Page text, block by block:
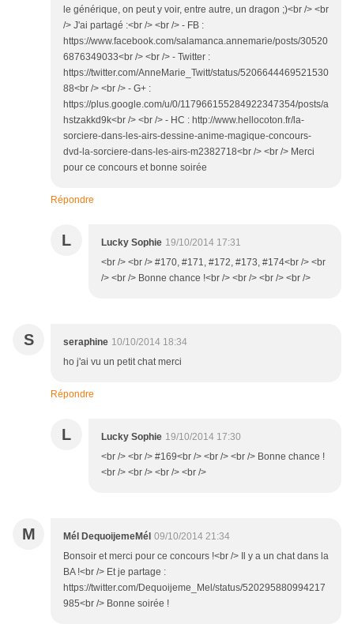
le générique, on peut y voir, entre autre, un dragon ;)<br /> <br
/> J'ai partagé :<br /> <br /> - FB :
https://www.facebook.com/salamanca.annemarie/posts/30520
6876349033<br /> <br /> - Twitter :
https://twitter.com/AnneMarie_Twitt/status/5206644469521530
88<br /> <br /> - G+ :
https://plus.google.com/u/0/117966155284922347354/posts/a
hstzakkd9k<br /> <br /> - HC : http://www.hellocoton.fr/la-
sorciere-dans-les-airs-dessine-anime-magique-concours-
dvd-la-sorciere-dans-les-airs-m2382718<br /> <br /> Merci
pour ce concours et bonne soirée
Répondre
L Lucky Sophie 19/10/2014 17:31
<br /> <br /> #170, #171, #172, #173, #174<br /> <br
/> <br /> Bonne chance !<br /> <br /> <br /> <br />
S seraphine 10/10/2014 18:34
ho j'ai vu un petit chat merci
Répondre
L Lucky Sophie 19/10/2014 17:30
<br /> <br /> #169<br /> <br /> <br /> Bonne chance !
<br /> <br /> <br /> <br />
M Mél DequoijemeMél 09/10/2014 21:34
Bonsoir et merci pour ce concours !<br /> Il y a un chat dans la
BA !<br /> Et je partage :
https://twitter.com/Dequoijeme_Mel/status/520295880994217
985<br /> Bonne soirée !